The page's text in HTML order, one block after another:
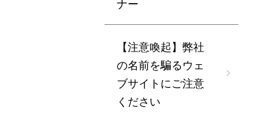
【注意喚起】弊社
の名前を騙るウェ
ブサイトにご注意
ください